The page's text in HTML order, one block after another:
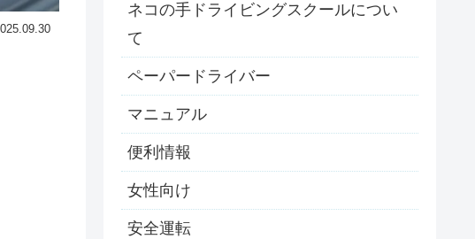
ネコの手ドライビングスクールについ
て
ペーパードライバー
マニュアル
便利情報
女性向け
安全運転